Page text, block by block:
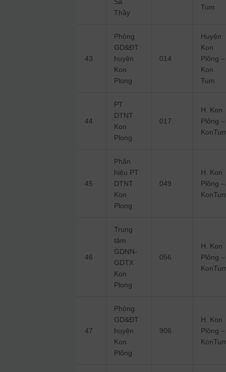
Thầy
Tum
43
Phòng
GD&ĐT
huyện
Kon
Plong
014
Huyện
Kon
Plông –
Kon
Tum
44
PT
DTNT
Kon
Plong
017
H. Kon
Plông –
45
Phân
hiệu PT
DTNT
Kon
Plong
049
H. Kon
Plông –
46
Trung
tâm
GDNN-
GDTX
Kon
Plong
056
H. Kon
Plông –
47
Phòng
GD&ĐT
huyện
Kon
Plông
906
H. Kon
Plông –